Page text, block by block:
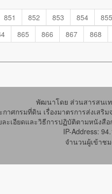
851 852 853 854
855
865 866 867 868
พัฒนาโดย ส่วนสารสนเ
กาศกรมที่ดิน เรื่องมาตรการส่งเสริ
ละเอียดและวิธีการปฏิบัติตามหนังสื
IP-Address:
จำนวนผู้เข้าช